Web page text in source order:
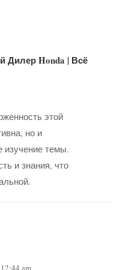
Honda | Всё
этой
но и
изучение темы.
и знания, что
am